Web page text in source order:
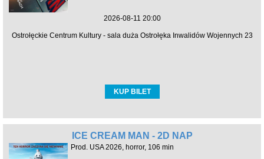
2026-08-11 20:00
Ostrołęckie Centrum Kultury - sala duża Ostrołęka Inwalidów Wojennych 23
KUP BILET
ICE CREAM MAN - 2D NAP
Prod. USA 2026, horror, 106 min